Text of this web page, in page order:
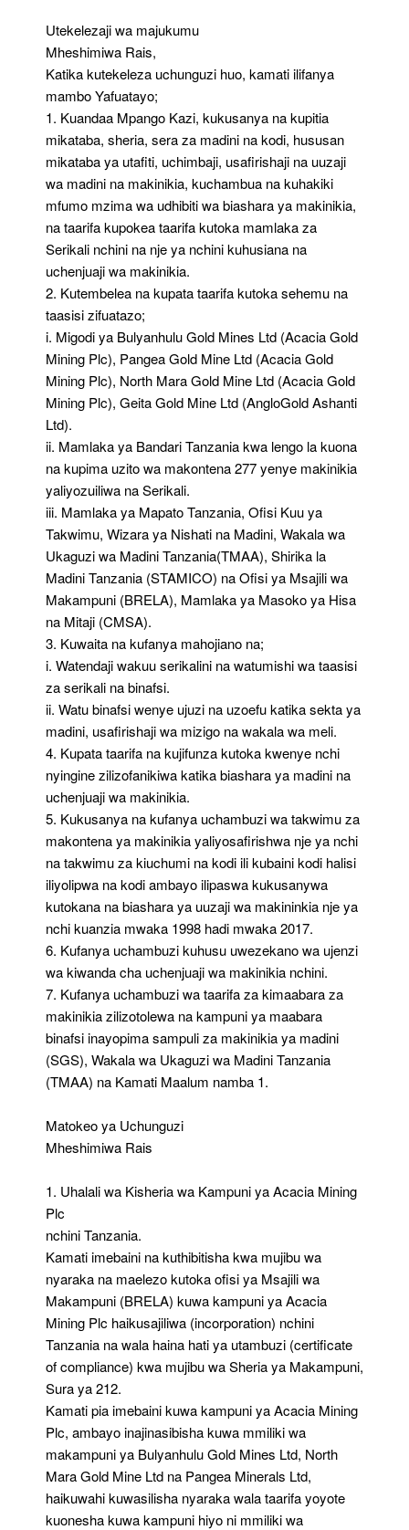
Utekelezaji wa majukumu
Mheshimiwa Rais,
Katika kutekeleza uchunguzi huo, kamati ilifanya
mambo Yafuatayo;
1. Kuandaa Mpango Kazi, kukusanya na kupitia
mikataba, sheria, sera za madini na kodi, hususan
mikataba ya utafiti, uchimbaji, usafirishaji na uuzaji
wa madini na makinikia, kuchambua na kuhakiki
mfumo mzima wa udhibiti wa biashara ya makinikia,
na taarifa kupokea taarifa kutoka mamlaka za
Serikali nchini na nje ya nchini kuhusiana na
uchenjuaji wa makinikia.
2. Kutembelea na kupata taarifa kutoka sehemu na
taasisi zifuatazo;
i. Migodi ya Bulyanhulu Gold Mines Ltd (Acacia Gold
Mining Plc), Pangea Gold Mine Ltd (Acacia Gold
Mining Plc), North Mara Gold Mine Ltd (Acacia Gold
Mining Plc), Geita Gold Mine Ltd (AngloGold Ashanti
Ltd).
ii. Mamlaka ya Bandari Tanzania kwa lengo la kuona
na kupima uzito wa makontena 277 yenye makinikia
yaliyozuiliwa na Serikali.
iii. Mamlaka ya Mapato Tanzania, Ofisi Kuu ya
Takwimu, Wizara ya Nishati na Madini, Wakala wa
Ukaguzi wa Madini Tanzania(TMAA), Shirika la
Madini Tanzania (STAMICO) na Ofisi ya Msajili wa
Makampuni (BRELA), Mamlaka ya Masoko ya Hisa
na Mitaji (CMSA).
3. Kuwaita na kufanya mahojiano na;
i. Watendaji wakuu serikalini na watumishi wa taasisi
za serikali na binafsi.
ii. Watu binafsi wenye ujuzi na uzoefu katika sekta ya
madini, usafirishaji wa mizigo na wakala wa meli.
4. Kupata taarifa na kujifunza kutoka kwenye nchi
nyingine zilizofanikiwa katika biashara ya madini na
uchenjuaji wa makinikia.
5. Kukusanya na kufanya uchambuzi wa takwimu za
makontena ya makinikia yaliyosafirishwa nje ya nchi
na takwimu za kiuchumi na kodi ili kubaini kodi halisi
iliyolipwa na kodi ambayo ilipaswa kukusanywa
kutokana na biashara ya uuzaji wa makininkia nje ya
nchi kuanzia mwaka 1998 hadi mwaka 2017.
6. Kufanya uchambuzi kuhusu uwezekano wa ujenzi
wa kiwanda cha uchenjuaji wa makinikia nchini.
7. Kufanya uchambuzi wa taarifa za kimaabara za
makinikia zilizotolewa na kampuni ya maabara
binafsi inayopima sampuli za makinikia ya madini
(SGS), Wakala wa Ukaguzi wa Madini Tanzania
(TMAA) na Kamati Maalum namba 1.
Matokeo ya Uchunguzi
Mheshimiwa Rais
1. Uhalali wa Kisheria wa Kampuni ya Acacia Mining
Plc
nchini Tanzania.
Kamati imebaini na kuthibitisha kwa mujibu wa
nyaraka na maelezo kutoka ofisi ya Msajili wa
Makampuni (BRELA) kuwa kampuni ya Acacia
Mining Plc haikusajiliwa (incorporation) nchini
Tanzania na wala haina hati ya utambuzi (certificate
of compliance) kwa mujibu wa Sheria ya Makampuni,
Sura ya 212.
Kamati pia imebaini kuwa kampuni ya Acacia Mining
Plc, ambayo inajinasibisha kuwa mmiliki wa
makampuni ya Bulyanhulu Gold Mines Ltd, North
Mara Gold Mine Ltd na Pangea Minerals Ltd,
haikuwahi kuwasilisha nyaraka wala taarifa yoyote
kuonesha kuwa kampuni hiyo ni mmiliki wa